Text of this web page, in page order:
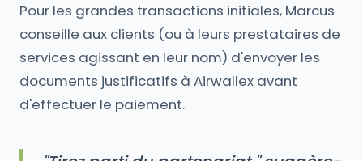
Pour les grandes transactions initiales, Marcus
conseille aux clients (ou à leurs prestataires de
services agissant en leur nom) d'envoyer les
documents justificatifs à Airwallex avant
d'effectuer le paiement.